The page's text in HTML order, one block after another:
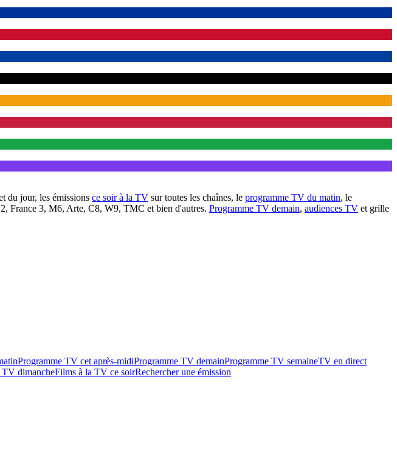
du jour, les émissions ce soir à la TV sur toutes les chaînes, le programme TV du matin, le
France 3, M6, Arte, C8, W9, TMC et bien d'autres. Programme TV demain, audiences TV et grille
Programme TV cet après-midiProgramme TV demainProgramme TV semaineTV en direct
TV dimancheFilms à la TV ce soirRechercher une émission